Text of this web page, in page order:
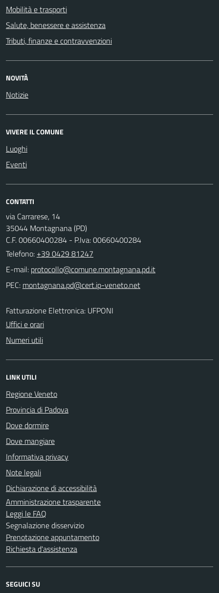
Mobilità e trasporti
Salute, benessere e assistenza
Tributi, finanze e contravvenzioni
NOVITÀ
Notizie
VIVERE IL COMUNE
Luoghi
Eventi
CONTATTI
via Carrarese, 14
35044 Montagnana (PD)
C.F. 00660400284 - P.Iva: 00660400284
Telefono: +39 0429 81247
E-mail:
PEC:
Fatturazione Elettronica: UFPONI
Uffici e orari
Numeri utili
LINK UTILI
Regione Veneto
Provincia di Padova
Dove dormire
Dove mangiare
Informativa privacy
Note legali
Dichiarazione di accessibilità
Amministrazione trasparente
Leggi le FAQ
Segnalazione disservizio
Prenotazione appuntamento
Richiesta d'assistenza
SEGUICI SU